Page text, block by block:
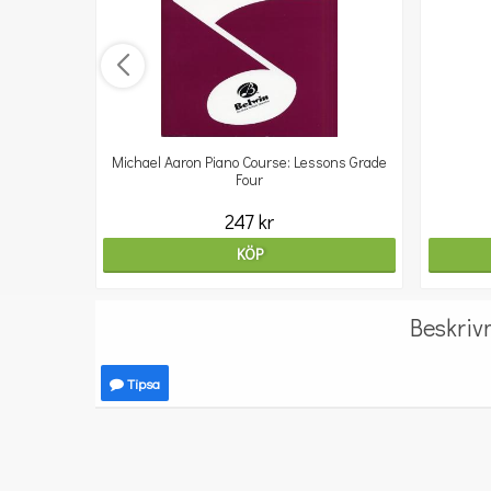
Michael Aaron Piano Course: Lessons Grade
Four
247 kr
KÖP
Tipsa